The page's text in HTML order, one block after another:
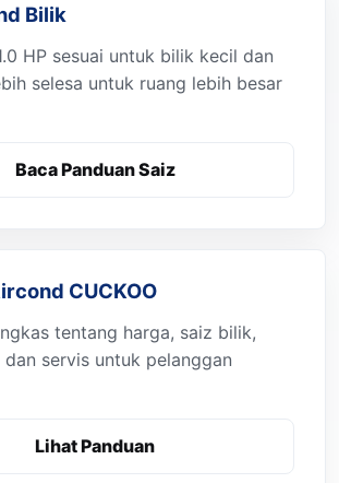
Bilik
HP sesuai untuk bilik kecil dan
selesa untuk ruang lebih besar
Baca Panduan Saiz
CUCKOO
tentang harga, saiz bilik,
dan servis untuk pelanggan
Lihat Panduan